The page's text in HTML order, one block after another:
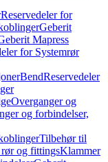
Reservedeler for
Geberit
Mapress
for Systemrør
BendReservedeler
Overganger og
og forbindelser,
Tilbehør til
og fittingsKlammer